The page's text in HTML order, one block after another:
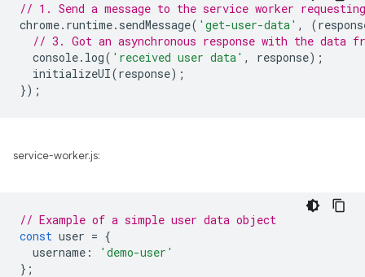
// 1. Send a message to the service worker
chrome. runtime. sendMessage( 'get-user-data' , (
// 3. Got an asynchronous response with the data
console. log( 'received user data' , response);
initializeUI(response);
});
service-worker.js:
// Example of a simple user data object
const user = {
username :
'demo-user'
};